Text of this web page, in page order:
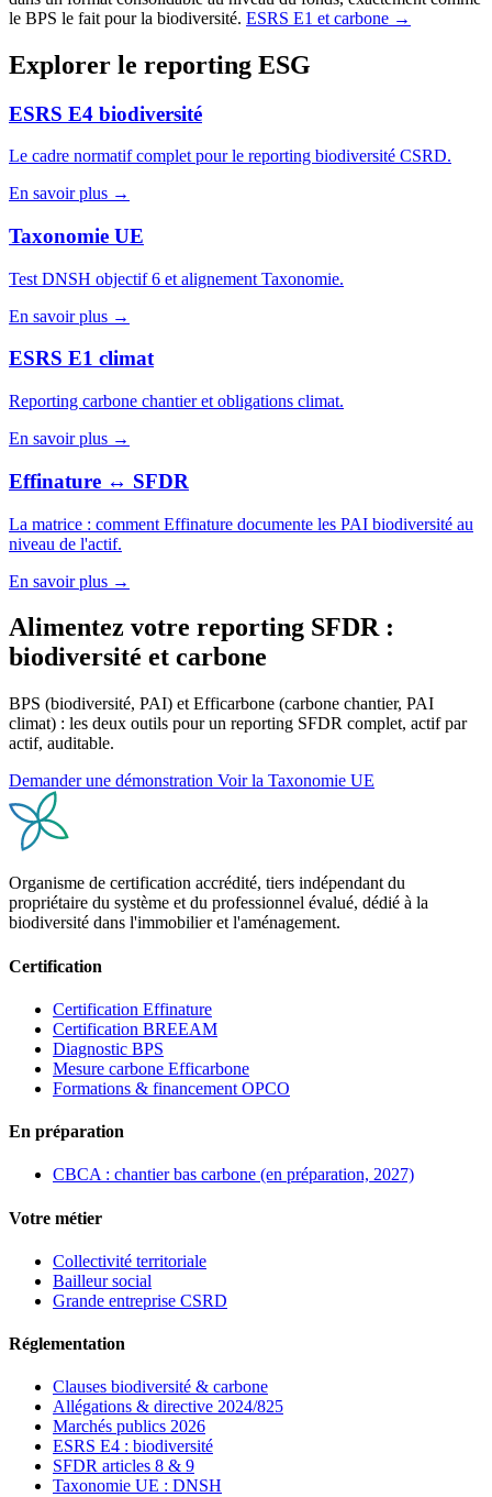
le BPS le fait pour la biodiversité. ESRS E1 et carbone →
Explorer le reporting ESG
ESRS E4 biodiversité
Le cadre normatif complet pour le reporting biodiversité CSRD.
En savoir plus →
Taxonomie UE
Test DNSH objectif 6 et alignement Taxonomie.
En savoir plus →
ESRS E1 climat
Reporting carbone chantier et obligations climat.
En savoir plus →
Effinature ↔ SFDR
La matrice : comment Effinature documente les PAI biodiversité au
niveau de l'actif.
En savoir plus →
Alimentez votre reporting SFDR :
biodiversité et carbone
BPS (biodiversité, PAI) et Efficarbone (carbone chantier, PAI
climat) : les deux outils pour un reporting SFDR complet, actif par
actif, auditable.
Demander une démonstration Voir la Taxonomie UE
Organisme de certification accrédité, tiers indépendant du
propriétaire du système et du professionnel évalué, dédié à la
biodiversité dans l'immobilier et l'aménagement.
Certification
Certification Effinature
Certification BREEAM
Diagnostic BPS
Mesure carbone Efficarbone
Formations & financement OPCO
En préparation
CBCA : chantier bas carbone (en préparation, 2027)
Votre métier
Collectivité territoriale
Bailleur social
Grande entreprise CSRD
Réglementation
Clauses biodiversité & carbone
Allégations & directive 2024/825
Marchés publics 2026
ESRS E4 : biodiversité
SFDR articles 8 & 9
Taxonomie UE : DNSH